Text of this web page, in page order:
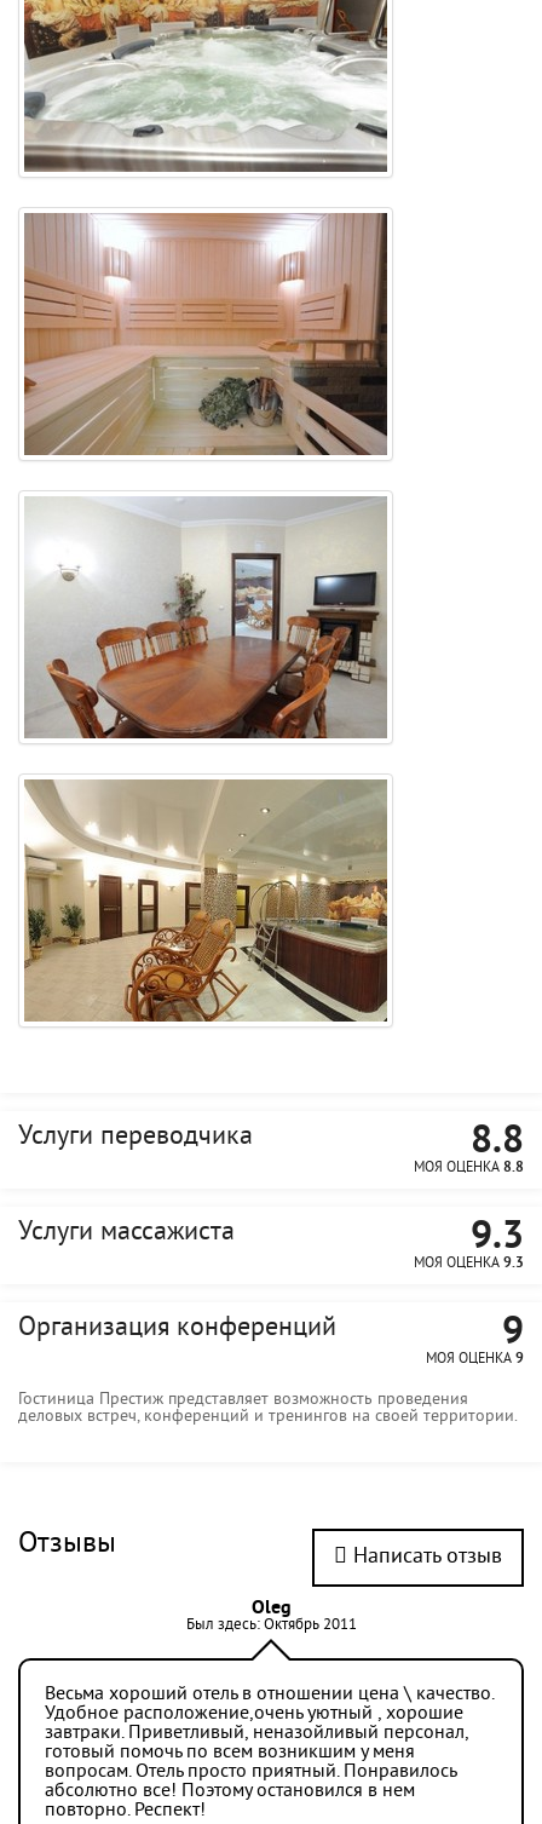
Услуги переводчика 8.8
МОЯ ОЦЕНКА 8.8
Услуги массажиста 9.3
МОЯ ОЦЕНКА 9.3
Организация конференций 9
МОЯ ОЦЕНКА 9
Гостиница Престиж представляет возможность проведения
деловых встреч, конференций и тренингов на своей территории.
Отзывы Написать отзыв
Oleg
Был здесь: Октябрь 2011
Весьма хороший отель в отношении цена \ качество.
Удобное расположение,очень уютный , хорошие
завтраки. Приветливый, неназойливый персонал,
готовый помочь по всем возникшим у меня
вопросам. Отель просто приятный. Понравилось
абсолютно все! Поэтому остановился в нем
повторно. Респект!